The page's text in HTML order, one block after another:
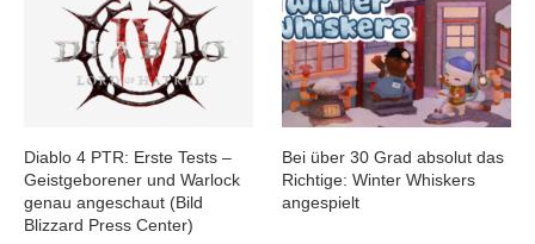
Diablo 4 PTR: Erste Tests –
Geistgeborener und Warlock
genau angeschaut (Bild
Blizzard Press Center)
Bei über 30 Grad absolut das
Richtige: Winter Whiskers
angespielt